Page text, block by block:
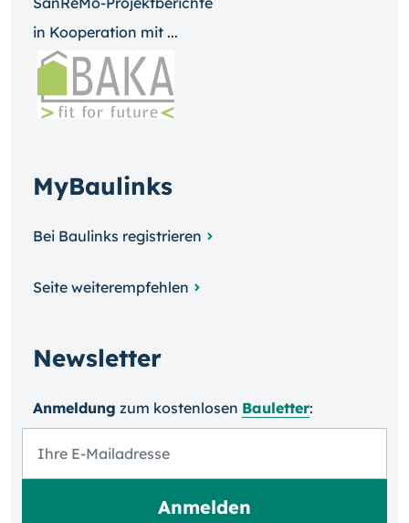
in Kooperation mit ...
MyBaulinks
Bei Baulinks registrieren
Seite weiterempfehlen
Newsletter
Anmeldung zum kosten­losen Bauletter: